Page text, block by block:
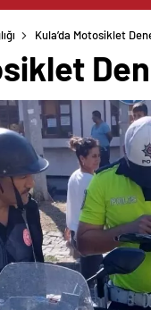
Kula’da Motosiklet